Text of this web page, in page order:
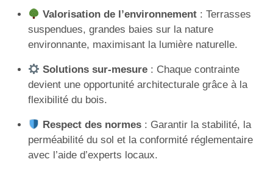
Valorisation de l’environnement: Terrasses
suspendues, grandes baies sur la nature
environnante, maximisant la lumière naturelle.
Solutions sur-mesure: Chaque contrainte
devient une opportunité architecturale grâce à la
flexibilité du bois.
Respect des normes: Garantir la stabilité, la
perméabilité du sol et la conformité réglementaire
avec l’aide d’experts locaux.